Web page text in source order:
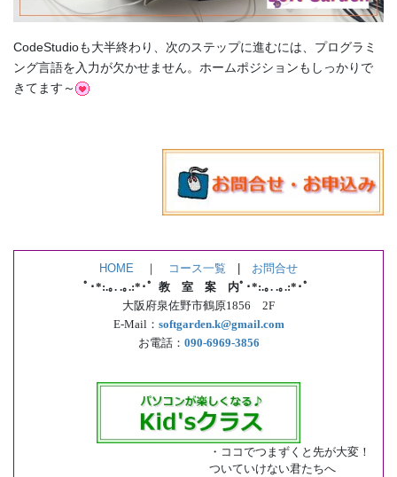
CodeStudioも大半終わり、次のステップに進むには、プログラミ
ング言語を入力が欠かせません。ホームポジションもしっかりで
きてます～
HOME コース一覧
お問合せ
ﾟ･*:.｡. .｡.:*･゜教 室 案 内ﾟ･*:.｡. .｡.:*･゜
大阪府泉佐野市鶴原1856 2F
E-Mail： softgarden.k@gmail.com
お電話： 090-6969-3856
・ココでつまずくと先が大変！
ついていけない君たちへ